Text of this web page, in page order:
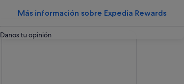
Más información sobre Expedia Rewards
Danos tu opinión
AC Hotel A Coruña by Marriott